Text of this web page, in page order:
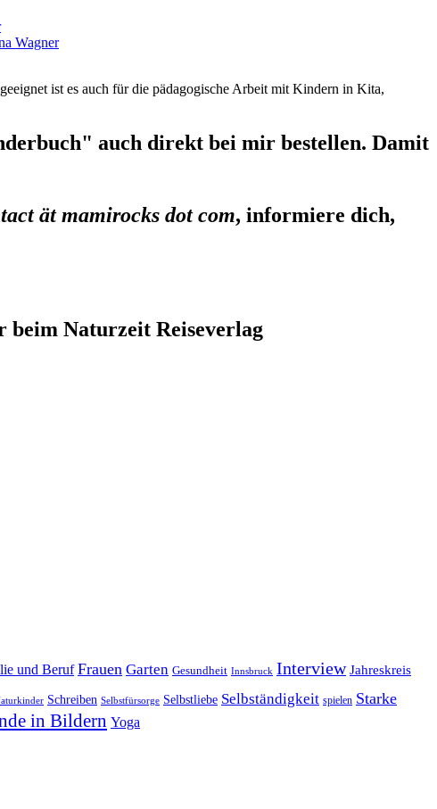
Wagner
ist es auch für die pädagogische Arbeit mit Kindern in Kita,
auch direkt bei mir bestellen. Damit
ät mamirocks dot com, informiere dich,
Naturzeit Reiseverlag
und Beruf Frauen Garten Gesundheit Innsbruck Interview Jahreskreis
Schreiben Selbstfürsorge Selbstliebe Selbständigkeit spielen Starke
in Bildern Yoga